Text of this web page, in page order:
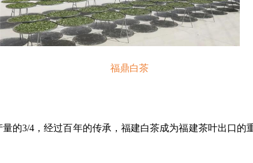
福鼎白茶
量的3/4，经过百年的传承，福建白茶成为福建茶叶出口的